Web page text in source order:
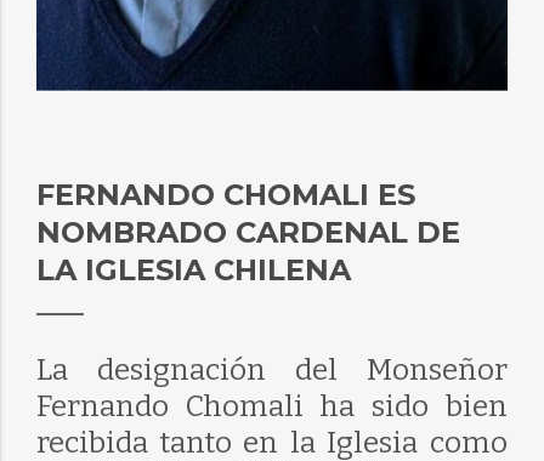
FERNANDO CHOMALI ES
NOMBRADO CARDENAL DE
LA IGLESIA CHILENA
La designación del Monseñor
Fernando Chomali ha sido bien
recibida tanto en la Iglesia como